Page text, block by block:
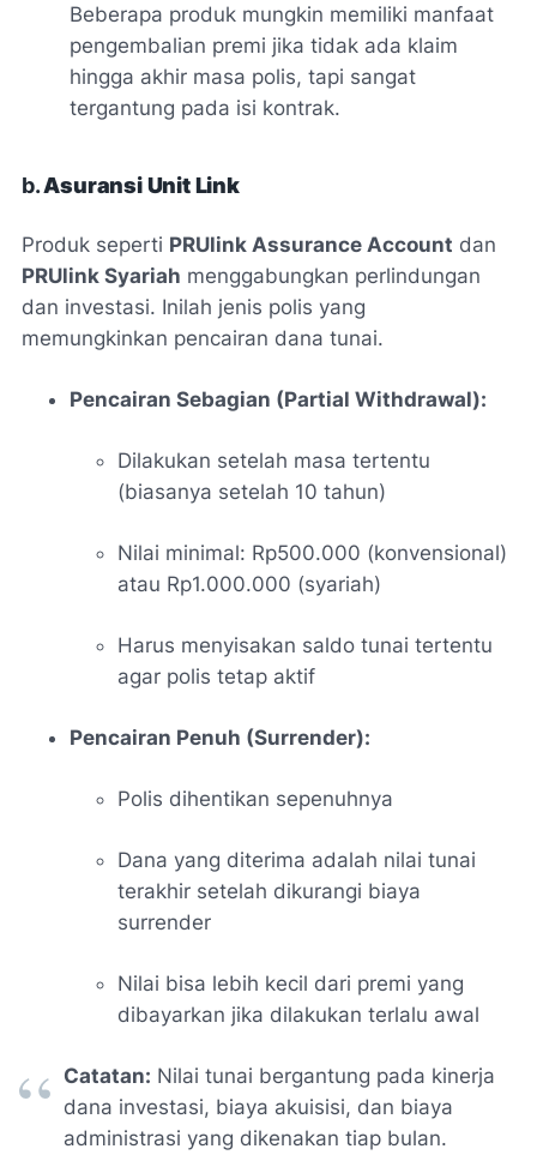
Beberapa produk mungkin memiliki manfaat
pengembalian premi jika tidak ada klaim
hingga akhir masa polis, tapi sangat
tergantung pada isi kontrak.
b.Asuransi Unit Link
Produk seperti PRUlink Assurance Account dan
PRUlink Syariah menggabungkan perlindungan
dan investasi. Inilah jenis polis yang
memungkinkan pencairan dana tunai.
Pencairan Sebagian (Partial Withdrawal):
Dilakukan setelah masa tertentu
(biasanya setelah 10 tahun)
Nilai minimal: Rp500.000 (konvensional)
atau Rp1.000.000 (syariah)
Harus menyisakan saldo tunai tertentu
agar polis tetap aktif
Pencairan Penuh (Surrender):
Polis dihentikan sepenuhnya
Dana yang diterima adalah nilai tunai
terakhir setelah dikurangi biaya
surrender
Nilai bisa lebih kecil dari premi yang
dibayarkan jika dilakukan terlalu awal
Catatan: Nilai tunai bergantung pada kinerja
dana investasi, biaya akuisisi, dan biaya
administrasi yang dikenakan tiap bulan.